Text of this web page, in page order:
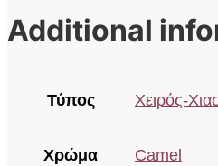
Additional
Τύπος Χειρός-
Χρώμα Camel